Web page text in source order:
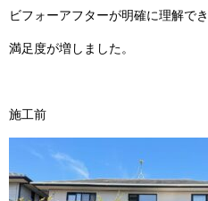
ビフォーアフターが明確に理解でき
満足度が増しました。
施工前